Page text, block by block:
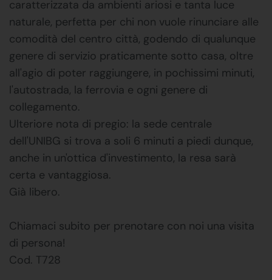
caratterizzata da ambienti ariosi e tanta luce
naturale, perfetta per chi non vuole rinunciare alle
comodità del centro città, godendo di qualunque
genere di servizio praticamente sotto casa, oltre
all'agio di poter raggiungere, in pochissimi minuti,
l'autostrada, la ferrovia e ogni genere di
collegamento.
Ulteriore nota di pregio: la sede centrale
dell'UNIBG si trova a soli 6 minuti a piedi dunque,
anche in un'ottica d'investimento, la resa sarà
certa e vantaggiosa.
Già libero.
Chiamaci subito per prenotare con noi una visita
di persona!
Cod. T728